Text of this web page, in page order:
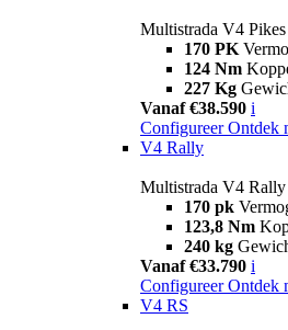
Multistrada V4 Pikes
170 PK
124 Nm
227 Kg
Vanaf €38.590 i
Configureer Ontdek
V4 Rally
Multistrada V4 Rally
170 pk
123,8 Nm
240 kg
Vanaf €33.790 i
Configureer Ontdek
V4 RS